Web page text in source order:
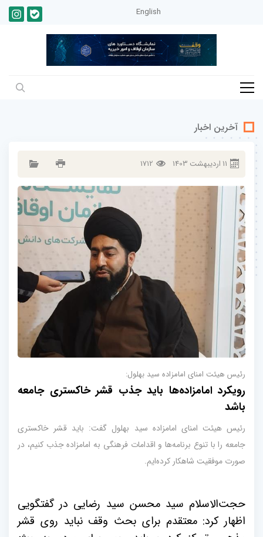
English
آخرین اخبار
11ارديبهشت 1403
1712
رئیس هیئت امنای امامزاده سید بهلول:
رویکرد امامزاده‌ها باید جذب قشر خاکستری جامعه
باشد
رئیس هیئت امنای امامزاده سید بهلول گفت: باید قشر خاکستری
جامعه را با تنوع برنامه‌ها و اقدامات فرهنگی به امامزاده جذب کنیم، در
صورت موفقیت شاهکار کرده‌ایم.
حجت‌الاسلام سید محسن سید رضایی در گفتگویی
اظهار کرد: معتقدم برای بحث وقف نباید روی قشر